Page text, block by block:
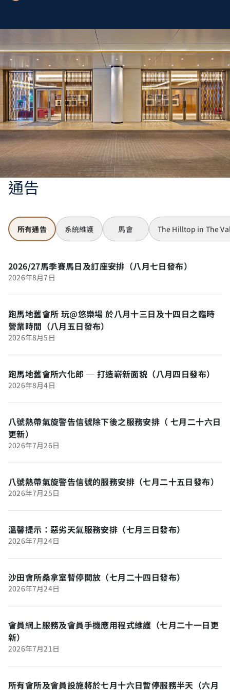
通告
所有通告 系統維護 馬會 The Hilltop in The
2026/27馬季賽馬日及訂座安排（八月七日發布）
2026年8月7日
跑馬地舊會所 玩@悠樂場 於八月十三日及十四日之臨時
營業時間（八月五日發布）
2026年8月5日
跑馬地舊會所六化郎 ─ 打造嶄新面貌（八月四日發布）
2026年8月4日
八號熱帶氣旋警告信號除下後之服務安排（ 七月二十六日
更新）
2026年7月26日
八號熱帶氣旋警告信號的服務安排（七月二十五日發布）
2026年7月25日
溫馨提示：惡劣天氣服務安排（七月三日發布）
2026年7月24日
沙田會所桑拿室暫停開放（七月二十四日發布）
2026年7月24日
會員網上服務及會員手機應用程式維護（七月二十一日更
新）
2026年7月21日
所有會所及會員設施將於七月十六日暫停服務半天（六月